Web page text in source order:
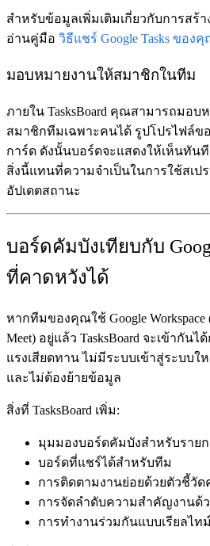
สำหรับข้อมูลเพิ่มเติมเกี่ยวกับการสร้
อ่านคู่มือ วิธีแชร์ Google Tasks ของ
มอบหมายงานให้สมาชิกในทีม
ภายใน TasksBoard คุณสามารถมอบ
สมาชิกทีมเฉพาะคนได้ รูปโปรไฟล์ข
การ์ด ดังนั้นบอร์ดจะแสดงให้เห็นทันที
สิ่งนี้แทนที่ความจำเป็นในการใช้สเป
อัปเดตสถานะ
บอร์ดคัมบังเทียบกับ
ที่คาดหวังได้
หากทีมของคุณใช้ Google Workspace
Meet) อยู่แล้ว TasksBoard จะเข้ากัน
แรงเสียดทาน ไม่มีระบบเข้าสู่ระบบ
และไม่ต้องย้ายข้อมูล
สิ่งที่ TasksBoard เพิ่ม:
มุมมองบอร์ดคัมบังสำหรับรายกา
บอร์ดที่แชร์ได้สำหรับทีม
การติดตามงานย่อยด้วยตัวชี้วั
การจัดลำดับความสำคัญงานด้
การทำงานร่วมกันแบบเรียลไท